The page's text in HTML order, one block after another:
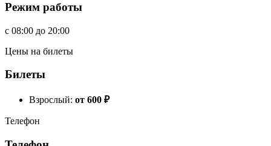
Режим работы
c 08:00 до 20:00
Цены на билеты
Билеты
Взрослый: от 600 ₽
Телефон